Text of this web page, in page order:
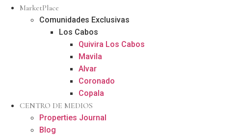
MarketPlace
Comunidades Exclusivas
Los Cabos
Quivira Los Cabos
Mavila
Alvar
Coronado
Copala
CENTRO DE MEDIOS
Properties Journal
Blog